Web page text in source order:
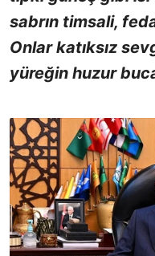
sabrın timsali,
Onlar katıksız
yüreğin huzur